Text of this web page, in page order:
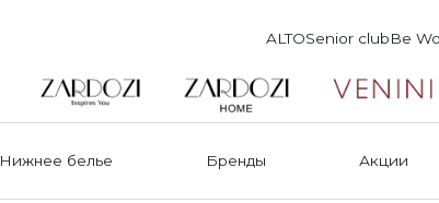
ALTOSenior clubBe
Нижнее белье Бренды Акции